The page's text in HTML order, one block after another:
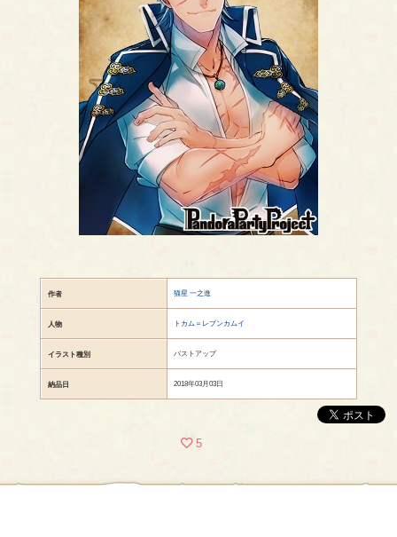
作者 猫星 一之進
人物 トカム＝レプンカムイ
イラスト種別 バストアップ
納品日 2018年03月03日
5